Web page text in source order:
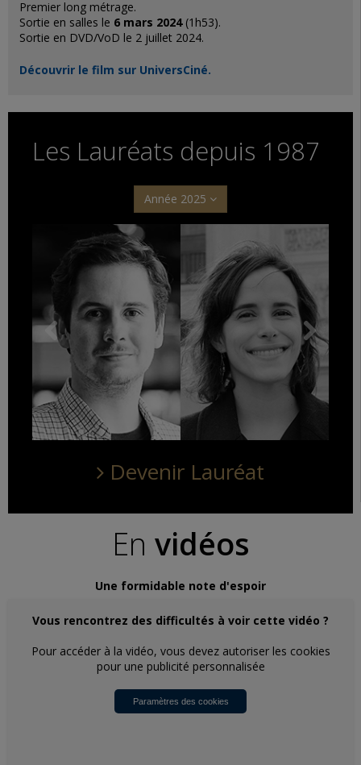
Premier long métrage.
Sortie en salles le 6 mars 2024(1h53).
Sortie en DVD/VoD le 2 juillet 2024.
Découvrir le film sur UniversCiné.
Les Lauréats depuis 1987
Année 2025
Devenir Lauréat
En vidéos
Une formidable note d'espoir
Vous rencontrez des difficultés à voir cette vidéo ?
Pour accéder à la vidéo, vous devez autoriser les cookies
pour une publicité personnalisée
Paramètres des cookies